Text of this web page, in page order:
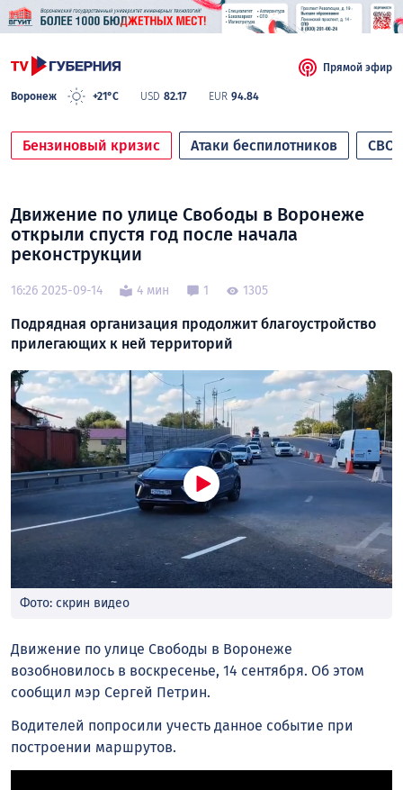
Воронеж +21°C USD 82.17 EUR 94.84
Прямой эфир
Бензиновый кризис Атаки беспилотников СВО
Движение по улице Свободы в Воронеже
открыли спустя год после начала
реконструкции
16:26 2025-09-14 4 мин 1 1305
Подрядная организация продолжит благоустройство
прилегающих к ней территорий
Фото: скрин видео
Движение по улице Свободы в Воронеже
возобновилось в воскресенье, 14 сентября. Об этом
сообщил мэр Сергей Петрин.
Водителей попросили учесть данное событие при
построении маршрутов.